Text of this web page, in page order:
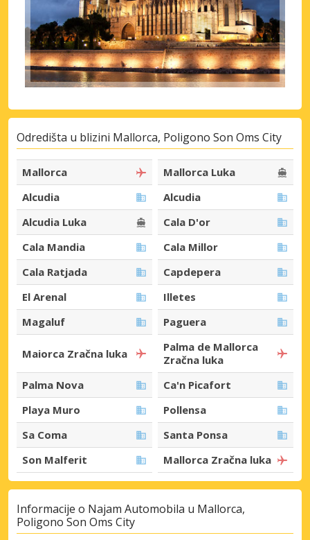
Odredišta u blizini Mallorca, Poligono Son Oms City
Mallorca
Mallorca Luka
Alcudia
Alcudia
Alcudia Luka
Cala D'or
Cala Mandia
Cala Millor
Cala Ratjada
Capdepera
El Arenal
Illetes
Magaluf
Paguera
Maiorca Zračna luka
Palma de Mallorca
Zračna luka
Palma Nova
Ca'n Picafort
Playa Muro
Pollensa
Sa Coma
Santa Ponsa
Son Malferit
Mallorca Zračna luka
Informacije o Najam Automobila u Mallorca,
Poligono Son Oms City